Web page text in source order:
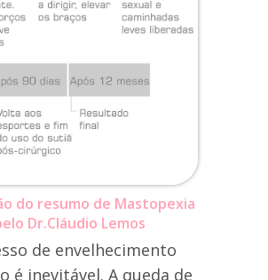
do resumo de Mastopexia
Dr.Cláudio Lemos
de envelhecimento
é inevitável. A queda de